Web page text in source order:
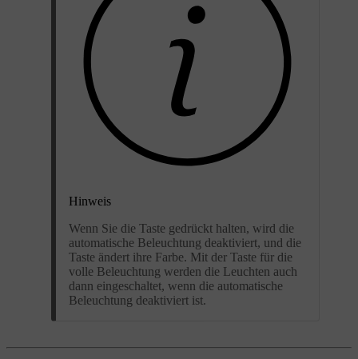
Hinweis
Wenn Sie die Taste gedrückt halten, wird die
automatische Beleuchtung deaktiviert, und die
Taste ändert ihre Farbe. Mit der Taste für die
volle Beleuchtung werden die Leuchten auch
dann eingeschaltet, wenn die automatische
Beleuchtung deaktiviert ist.